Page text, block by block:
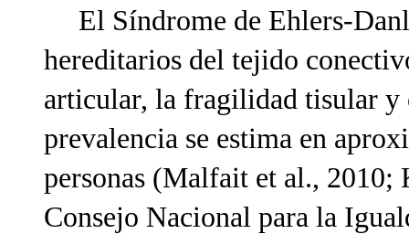
El Síndrome de Ehlers-
hereditarios del tejido
articular, la fragilidad tisular
prevalencia se estima en
personas (Malfait et al., 2010;
Consejo Nacional para la